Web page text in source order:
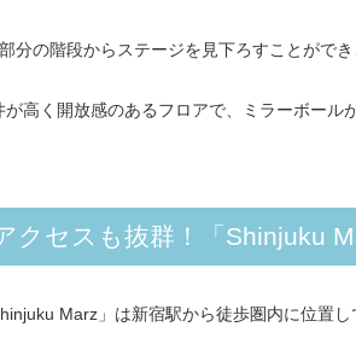
分の階段からステージを見下ろすことがで
が高く開放感のあるフロアで、ミラーボール
クセスも抜群！「Shinjuku
Marz」は新宿駅から徒歩圏内に位置